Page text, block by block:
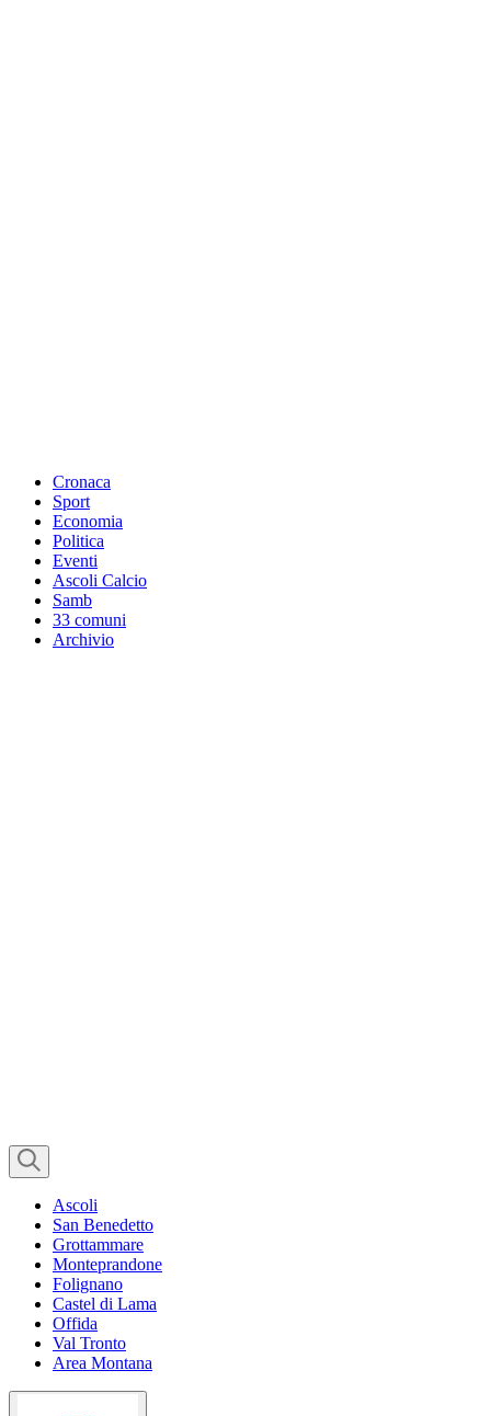
Cronaca
Sport
Economia
Politica
Eventi
Ascoli Calcio
Samb
33 comuni
Archivio
Ascoli
San Benedetto
Grottammare
Monteprandone
Folignano
Castel di Lama
Offida
Val Tronto
Area Montana